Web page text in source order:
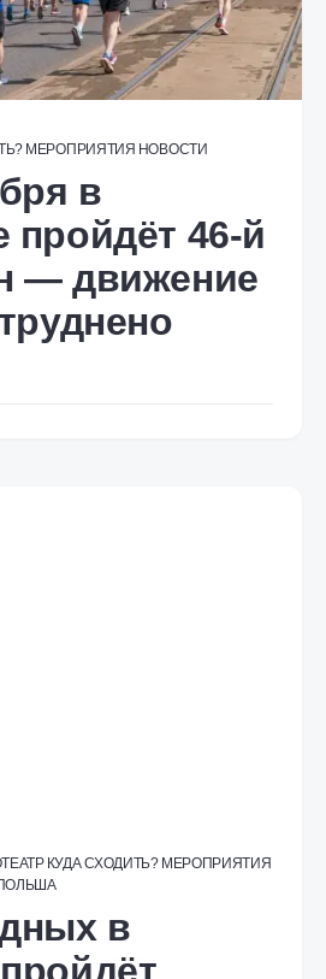
МЕРОПРИЯТИЯ НОВОСТИ
в
пройдёт 46-й
— движение
КУДА СХОДИТЬ? МЕРОПРИЯТИЯ
в